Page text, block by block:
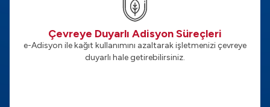
Çevreye Duyarlı Adisyon Süreçleri
e-Adisyon ile kağıt kullanımını azaltarak işletmenizi çevreye
duyarlı hale getirebilirsiniz.